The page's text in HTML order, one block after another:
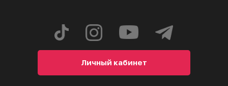
Личный кабинет